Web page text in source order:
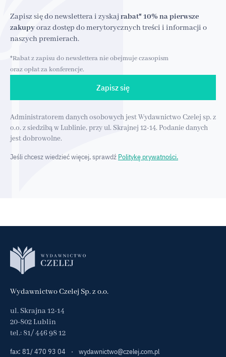
Zapisz się do newslettera i zyskaj rabat* 10% na pierwsze
zakupyoraz dostęp do merytorycznych treści i informacji o
naszych premierach.
*Rabat z zapisu do newslettera nie obejmuje czasopism
oraz opłat za konferencje.
Zapisz się
Administratorem danych osobowych jest Wydawnictwo Czelej sp. z
o.o. z siedzibą w Lublinie, przy ul. Skrajnej 12-14. Podanie danych
jest dobrowolne.
Jeśli chcesz wiedzieć więcej, sprawdź Politykę prywatności.
Wydawnictwo Czelej Sp. z o.o.
ul. Skrajna 12-14
20-802 Lublin
tel.: 81/ 446 98 12
fax: 81/ 470 93 04
· wydawnictwo@czelej.com.pl